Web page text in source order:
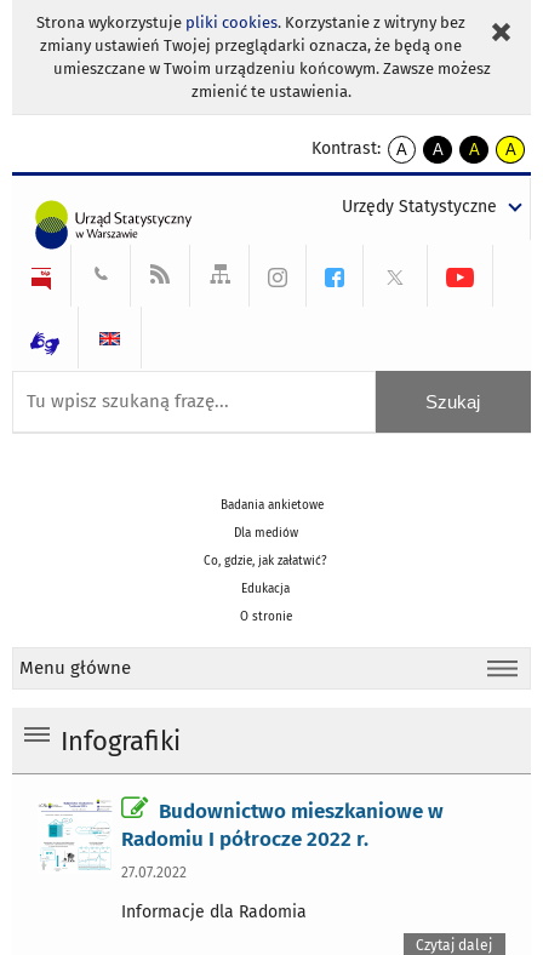
Strona wykorzystuje pliki cookies. Korzystanie z witryny bez
zmiany ustawień Twojej przeglądarki oznacza, że będą one
umieszczane w Twoim urządzeniu końcowym. Zawsze możesz
zmienić te ustawienia.
Kontrast:
A
kontrast
A
kontrast
tekst
czarnym
A
kontrast
tekst
czarnym
A
tekst
żółtym
Urzędy Statystyczne
Badania ankietowe
Dla mediów
Co, gdzie, jak załatwić?
Edukacja
O stronie
Menu główne
Infografiki
Budownictwo mieszkaniowe w
Radomiu I półrocze 2022 r.
27.07.2022
Informacje dla Radomia
Czytaj dalej